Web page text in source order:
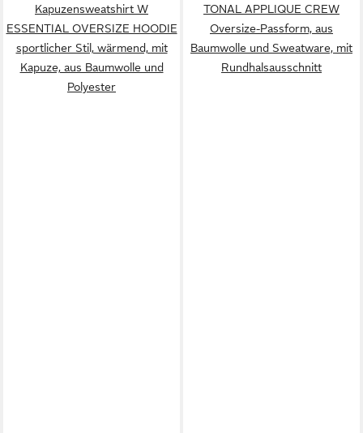
Kapuzensweatshirt W
ESSENTIAL OVERSIZE HOODIE
sportlicher Stil, wärmend, mit
Kapuze, aus Baumwolle und
Polyester
TONAL APPLIQUE CREW
Oversize-Passform, aus
Baumwolle und Sweatware, mit
Rundhalsausschnitt